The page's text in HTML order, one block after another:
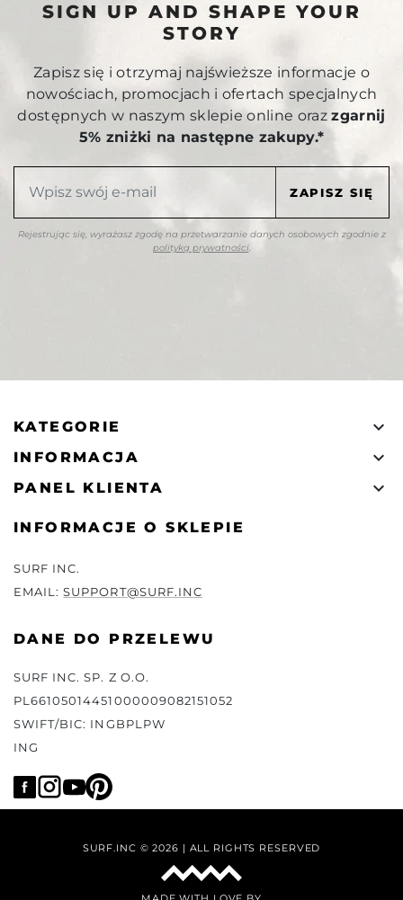
SIGN UP AND SHAPE YOUR
STORY
Zapisz się i otrzymaj najświeższe informacje o
nowościach, promocjach i ofertach specjalnych
dostępnych w naszym sklepie online orazzgarnij
5% zniżki na następne zakupy.*
Rejestrując się, wyrażasz zgodę na przetwarzanie danych osobowych zgodnie z
polityką prywatności.
KATEGORIE 
INFORMACJA 
PANEL KLIENTA 
INFORMACJE O SKLEPIE
SURF INC.
EMAIL:SUPPORT@SURF.INC
DANE DO PRZELEWU
SURF INC. SP. Z O.O.
PL66105014451000009082151052
SWIFT/BIC: INGBPLPW
ING
SURF.INC © 2026 | ALL RIGHTS RESERVED